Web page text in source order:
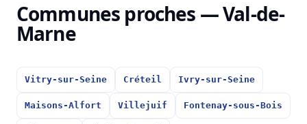
Communes proches — Val-de-
Marne
Vitry-sur-Seine Créteil Ivry-sur-Seine
Maisons-Alfort Villejuif Fontenay-sous-Bois